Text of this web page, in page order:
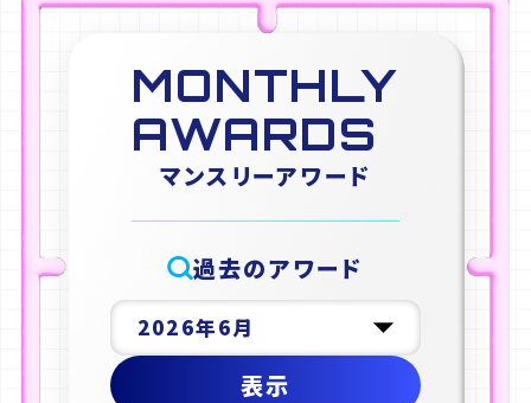
MONTHLY
AWARDS
マンスリーアワード
過去のアワード
表示